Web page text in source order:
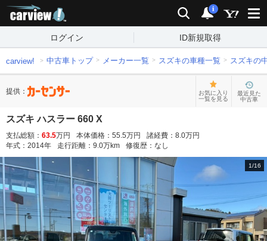
検索 通知
i
ログイン ID新規取得
carview! 中古車トップ メーカー一覧 スズキの車種一覧 スズキの
提供：
お気に入り
一覧を見る
最近見た
中古車
スズキ ハスラー 660 X
支払総額： 63.5万円 本体価格： 55.5万円 諸経費： 8.0万円
年式： 2014年 走行距離： 9.0万km 修復歴： なし
1/16